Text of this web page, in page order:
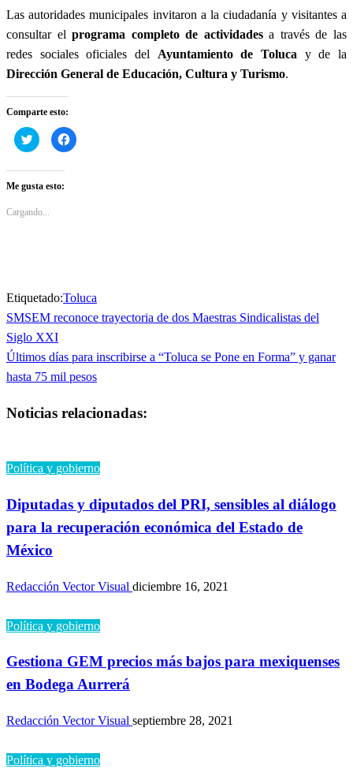
Las autoridades municipales invitaron a la ciudadanía y visitantes a
consultar elprograma completo de actividadesa través de las
redes sociales oficiales del Ayuntamiento de Toluca y de la
Dirección General de Educación, Cultura y Turismo.
Comparte esto:
Haz
clic
en
Twitter
(Se
en
Haz
clic
Me gusta esto:
Cargando...
Etiquetado:Toluca
Navegación
de
entradas
Entrada
anterior
SMSEM reconoce trayectoria de dos Maestras Sindicalistas del
Siglo XXI
Entrada
siguiente
Últimos días para inscribirse a “Toluca se Pone en Forma” y ganar
hasta 75 mil pesos
Noticias relacionadas:
Política y gobierno
Diputadas y diputados del PRI, sensibles al diálogo
para la recuperación económica del Estado de
México
Redacción Vector Visual diciembre 16, 2021
Política y gobierno
Gestiona GEM precios más bajos para mexiquenses
en Bodega Aurrerá
Redacción Vector Visual septiembre 28, 2021
Política y gobierno